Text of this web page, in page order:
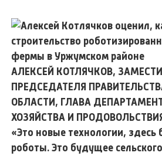
АЛЕКСЕЙ КОТЛЯЧКОВ,
ПРЕДСЕДАТЕЛЯ
ОБЛАСТИ, ГЛАВА
ХОЗЯЙСТВА И
«Это новые технологии, здесь
роботы. Это будущее